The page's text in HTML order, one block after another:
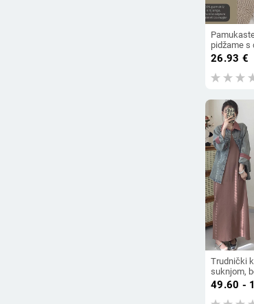
pidžame s
hlačama
26.93 €
Trudnički
suknjom,
jedinstven
haljina,
49.60 -